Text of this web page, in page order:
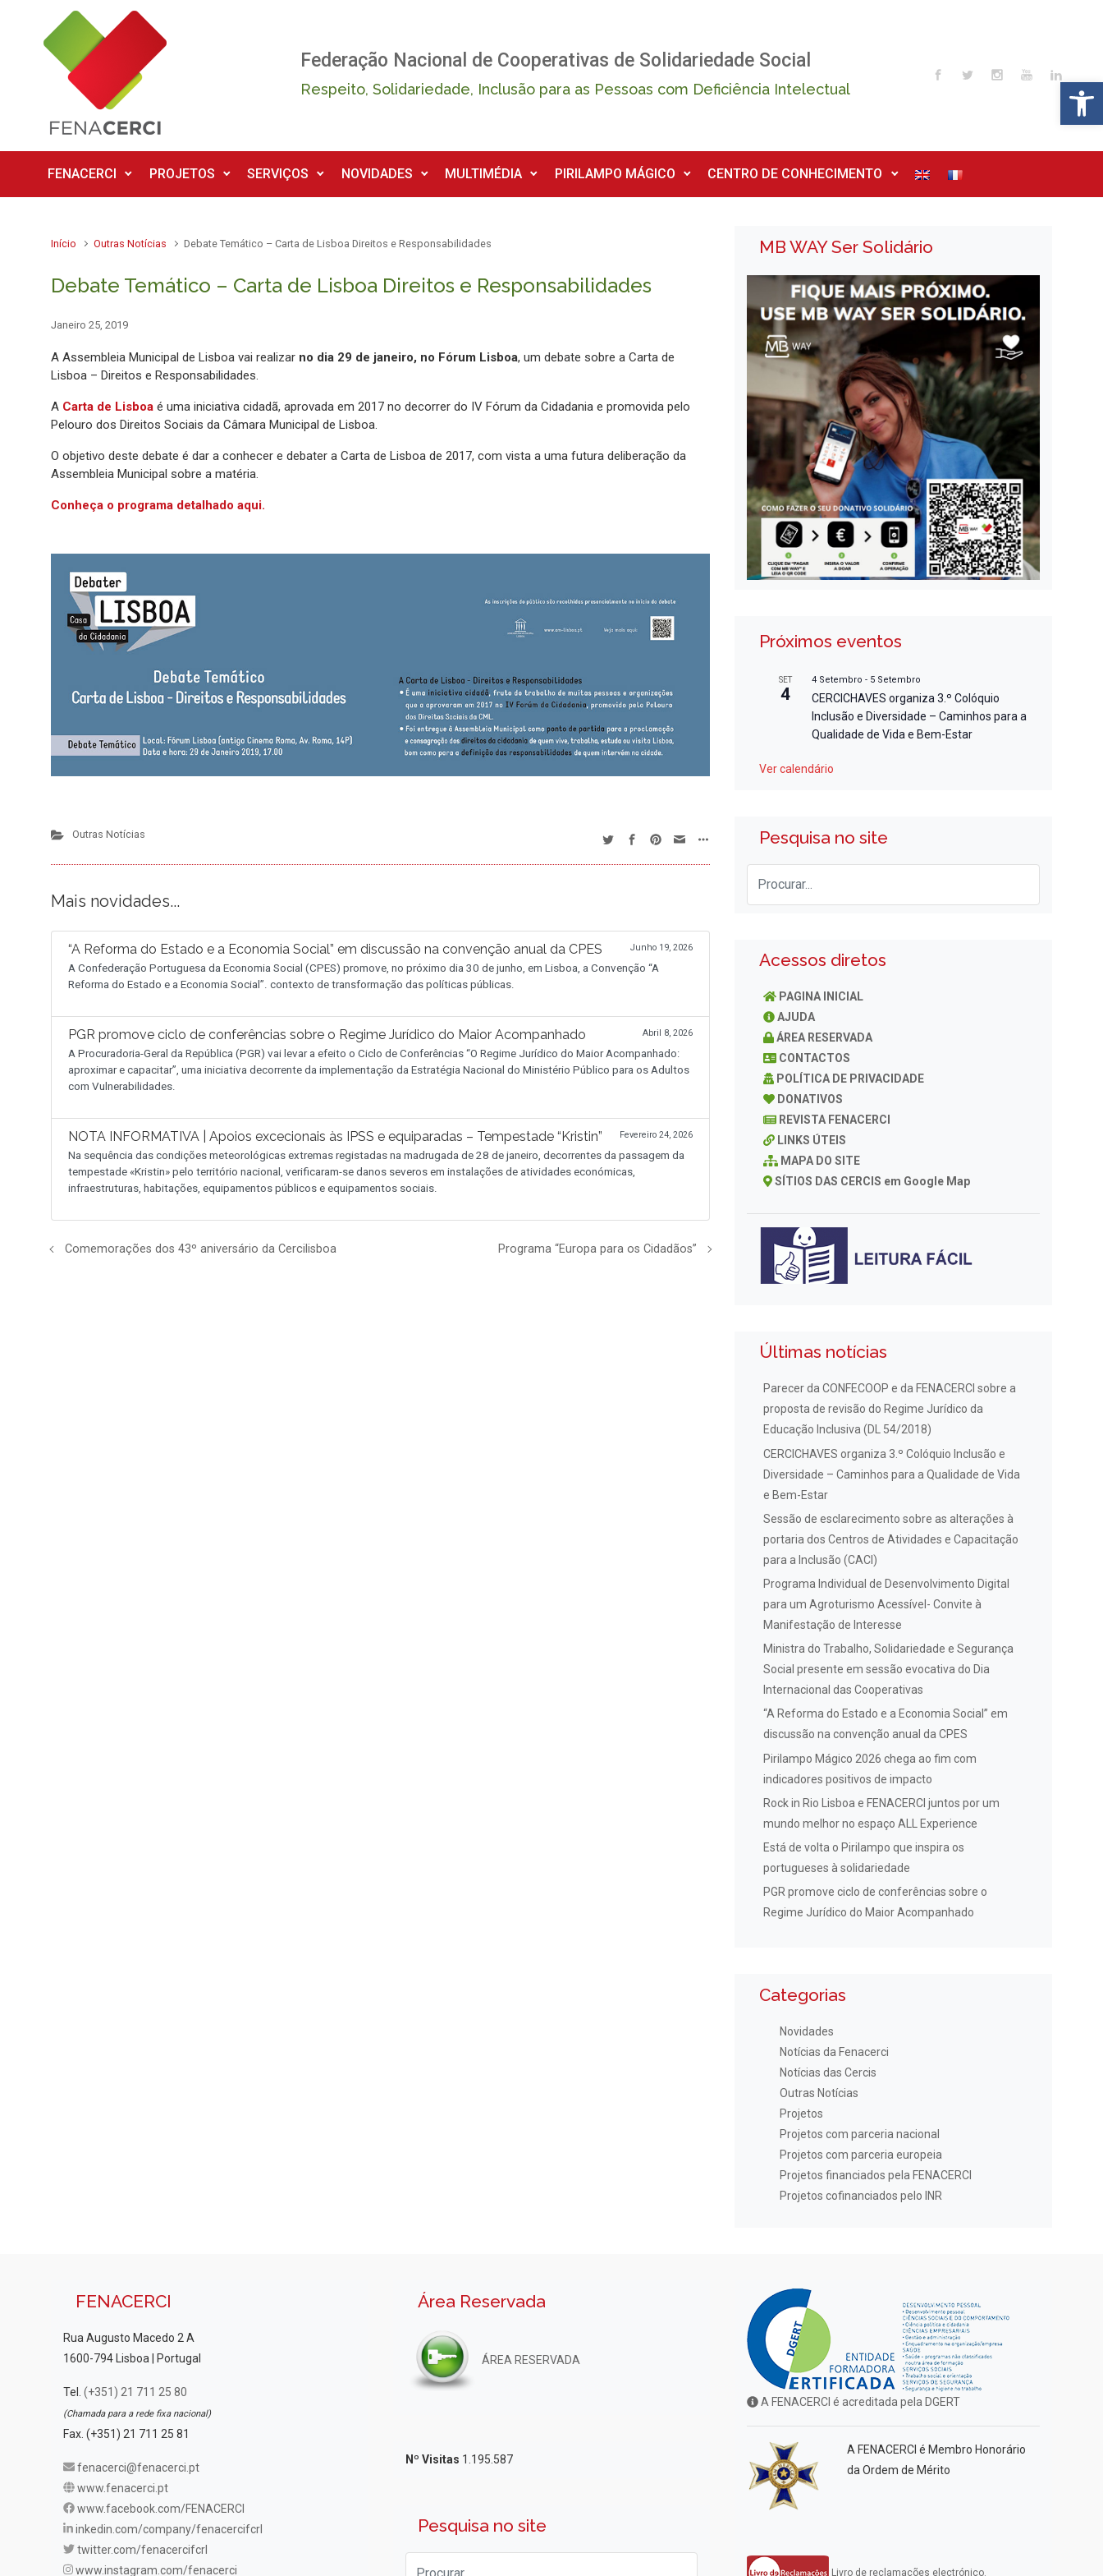
Skip to main content
Federação Nacional de Cooperativas de Solidariedade Social
Respeito, Solidariedade, Inclusão para as Pessoas com Deficiência Intelectual
FENACERCI PROJETOS SERVIÇOS NOVIDADES MULTIMÉDIA PIRILAMPO MÁGICO CENTRO DE CONHECIMENTO
Início Outras Notícias Debate Temático – Carta de Lisboa Direitos e Responsabilidades
Debate Temático – Carta de Lisboa Direitos e Responsabilidades
Janeiro 25, 2019
A Assembleia Municipal de Lisboa vai realizar no dia 29 de janeiro, no Fórum Lisboa, um debate sobre a Carta de
Lisboa – Direitos e Responsabilidades.
A Carta de Lisboa é uma iniciativa cidadã, aprovada em 2017 no decorrer do IV Fórum da Cidadania e promovida pelo
Pelouro dos Direitos Sociais da Câmara Municipal de Lisboa.
O objetivo deste debate é dar a conhecer e debater a Carta de Lisboa de 2017, com vista a uma futura deliberação da
Assembleia Municipal sobre a matéria.
Conheça o programa detalhado aqui.
Outras Notícias
Mais novidades...
“A Reforma do Estado e a Economia Social” em discussão na convenção anual da CPES Junho 19, 2026
A Confederação Portuguesa da Economia Social (CPES) promove, no próximo dia 30 de junho, em Lisboa, a Convenção “A
Reforma do Estado e a Economia Social”. contexto de transformação das políticas públicas.
PGR promove ciclo de conferências sobre o Regime Jurídico do Maior Acompanhado Abril 8, 2026
A Procuradoria-Geral da República (PGR) vai levar a efeito o Ciclo de Conferências “O Regime Jurídico do Maior Acompanhado:
aproximar e capacitar”, uma iniciativa decorrente da implementação da Estratégia Nacional do Ministério Público para os Adultos
com Vulnerabilidades.
NOTA INFORMATIVA | Apoios excecionais às IPSS e equiparadas – Tempestade “Kristin” Fevereiro 24, 2026
Na sequência das condições meteorológicas extremas registadas na madrugada de 28 de janeiro, decorrentes da passagem da
tempestade «Kristin» pelo território nacional, verificaram-se danos severos em instalações de atividades económicas,
infraestruturas, habitações, equipamentos públicos e equipamentos sociais.
Comemorações dos 43º aniversário da Cercilisboa Programa “Europa para os Cidadãos”
MB WAY Ser Solidário
Próximos eventos
SET
4
4 Setembro - 5 Setembro
CERCICHAVES organiza 3.º Colóquio
Inclusão e Diversidade – Caminhos para a
Qualidade de Vida e Bem-Estar
Ver calendário
Pesquisa no site
Acessos diretos
PAGINA INICIAL
AJUDA
ÁREA RESERVADA
CONTACTOS
POLÍTICA DE PRIVACIDADE
DONATIVOS
REVISTA FENACERCI
LINKS ÚTEIS
MAPA DO SITE
SÍTIOS DAS CERCIS em Google Map
Últimas notícias
Parecer da CONFECOOP e da FENACERCI sobre a
proposta de revisão do Regime Jurídico da
Educação Inclusiva (DL 54/2018)
CERCICHAVES organiza 3.º Colóquio Inclusão e
Diversidade – Caminhos para a Qualidade de Vida
e Bem-Estar
Sessão de esclarecimento sobre as alterações à
portaria dos Centros de Atividades e Capacitação
para a Inclusão (CACI)
Programa Individual de Desenvolvimento Digital
para um Agroturismo Acessível- Convite à
Manifestação de Interesse
Ministra do Trabalho, Solidariedade e Segurança
Social presente em sessão evocativa do Dia
Internacional das Cooperativas
“A Reforma do Estado e a Economia Social” em
discussão na convenção anual da CPES
Pirilampo Mágico 2026 chega ao fim com
indicadores positivos de impacto
Rock in Rio Lisboa e FENACERCI juntos por um
mundo melhor no espaço ALL Experience
Está de volta o Pirilampo que inspira os
portugueses à solidariedade
PGR promove ciclo de conferências sobre o
Regime Jurídico do Maior Acompanhado
Categorias
Novidades
Notícias da Fenacerci
Notícias das Cercis
Outras Notícias
Projetos
Projetos com parceria nacional
Projetos com parceria europeia
Projetos financiados pela FENACERCI
Projetos cofinanciados pelo INR
FENACERCI
Rua Augusto Macedo 2 A
1600-794 Lisboa | Portugal
Tel. (+351) 21 711 25 80
(Chamada para a rede fixa nacional)
Fax. (+351) 21 711 25 81
fenacerci@fenacerci.pt
www.fenacerci.pt
www.facebook.com/FENACERCI
inkedin.com/company/fenacercifcrl
twitter.com/fenacercifcrl
www.instagram.com/fenacerci
Área Reservada
ÁREA RESERVADA
Nº Visitas 1.195.587
Pesquisa no site
A FENACERCI é acreditada pela DGERT
A FENACERCI é Membro Honorário
da Ordem de Mérito
Livro de reclamações electrónico.